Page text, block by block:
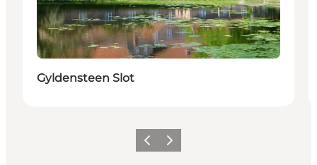
Gyldensteen Slot
ForrigeNæste